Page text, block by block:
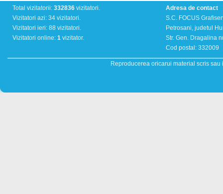
Total vizitatorii: 332836 vizitatori.
Vizitatori azi: 34 vizitatori.
Vizitatori ieri: 88 vizitatori.
Vizitatori online: 1 vizitator.
Adresa de contact
S.C. FOCUS
Petrosani, judetul
Str. Gen. Dragalina
Cod postal: 332009
Reproducerea oricarui material scris